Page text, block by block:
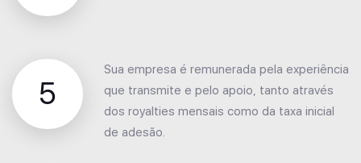
5
Sua empresa é remunerada pela experiência
que transmite e pelo apoio, tanto através
dos royalties mensais como da taxa inicial
de adesão.